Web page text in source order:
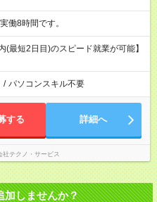
うち実働8時間です。
(最短2日目)のスピード就業が可能】
/ パソコンスキル不要
する 詳細へ
社テクノ・サービス
加しませんか？